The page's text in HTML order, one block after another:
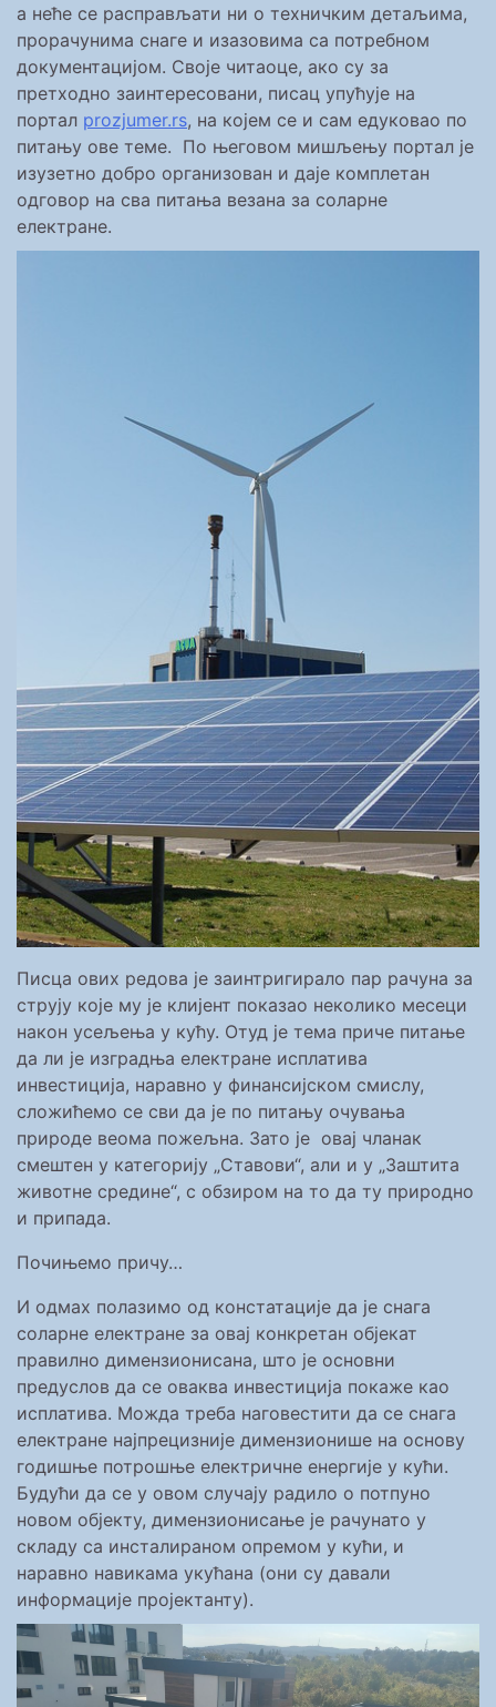
а неће се расправљати ни о техничким детаљима,
прорачунима снаге и изазовима са потребном
документацијом. Своје читаоце, ако су за
претходно заинтересовани, писац упућује на
портал prozjumer.rs, на којем се и сам едуковао по
питању ове теме. По његовом мишљењу портал је
изузетно добро организован и даје комплетан
одговор на сва питања везана за соларне
електране.
Писца ових редова је заинтригирало пар рачуна за
струју које му је клијент показао неколико месеци
након усељења у кућу. Отуд је тема приче питање
да ли је изградња електране исплатива
инвестиција, наравно у финансијском смислу,
сложићемо се сви да је по питању очувања
природе веома пожељна. Зато је овај чланак
смештен у категорију „Ставови“, али и у „Заштита
животне средине“, с обзиром на то да ту природно
и припада.
Почињемо причу…
И одмах полазимо од констатације да је снага
соларне електране за овај конкретан објекат
правилно димензионисана, што је основни
предуслов да се оваква инвестиција покаже као
исплатива. Можда треба наговестити да се снага
електране најпрецизније димензионише на основу
годишње потрошње електричне енергије у кући.
Будући да се у овом случају радило о потпуно
новом објекту, димензионисање је рачунато у
складу са инсталираном опремом у кући, и
наравно навикама укућана (они су давали
информације пројектанту).